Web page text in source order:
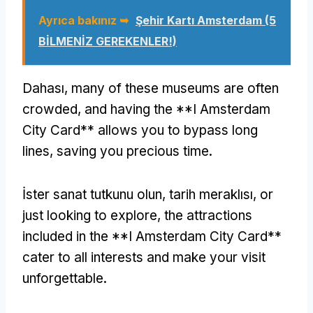
Ayrıca bakınız ➥ Şehir Kartı Amsterdam (5
BİLMENİZ GEREKENLER!)
Dahası, many of these museums are often
crowded, and having the **I Amsterdam
City Card** allows you to bypass long
lines, saving you precious time.
İster sanat tutkunu olun, tarih meraklısı, or
just looking to explore, the attractions
included in the **I Amsterdam City Card**
cater to all interests and make your visit
unforgettable.